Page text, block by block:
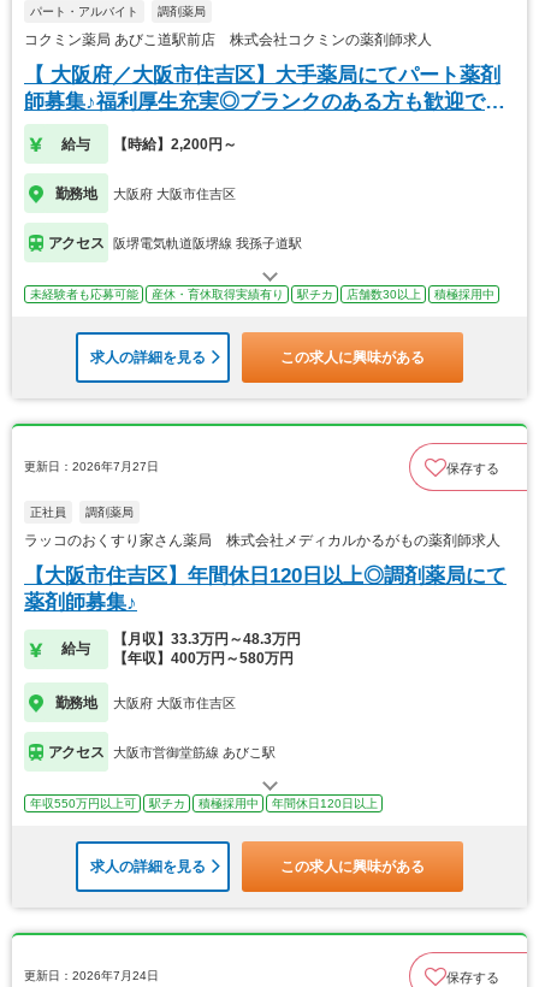
パート・アルバイト 調剤薬局
コクミン薬局 あびこ道駅前店 株式会社コクミンの薬剤師求人
【 大阪府／大阪市住吉区】大手薬局にてパート薬剤
師募集♪福利厚生充実◎ブランクのある方も歓迎で
す！
給与 【時給】2,200円～
勤務地 大阪府 大阪市住吉区
アクセス 阪堺電気軌道阪堺線 我孫子道駅
未経験者も応募可能 産休・育休取得実績有り 駅チカ 店舗数30以上 積極採用中
求人の詳細を見る この求人に興味がある
更新日：2026年7月27日 保存する
正社員 調剤薬局
ラッコのおくすり家さん薬局 株式会社メディカルかるがもの薬剤師求人
【大阪市住吉区】年間休日120日以上◎調剤薬局にて
薬剤師募集♪
給与
【月収】33.3万円～48.3万円
【年収】400万円～580万円
勤務地 大阪府 大阪市住吉区
アクセス 大阪市営御堂筋線 あびこ駅
年収550万円以上可 駅チカ 積極採用中 年間休日120日以上
求人の詳細を見る この求人に興味がある
更新日：2026年7月24日 保存する